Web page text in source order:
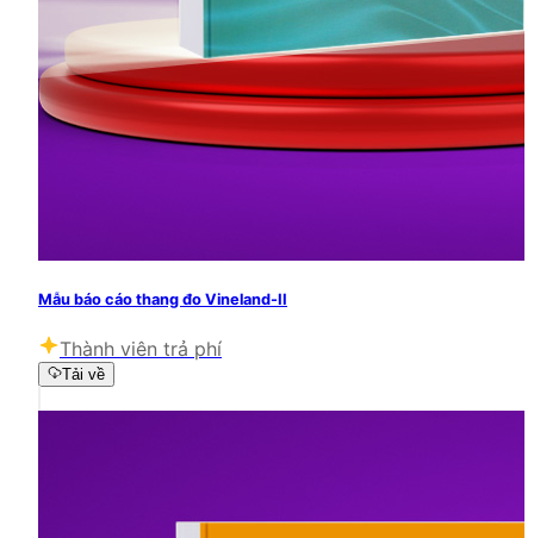
Mẫu báo cáo thang đo Vineland-II
Thành viên trả phí
Tải về